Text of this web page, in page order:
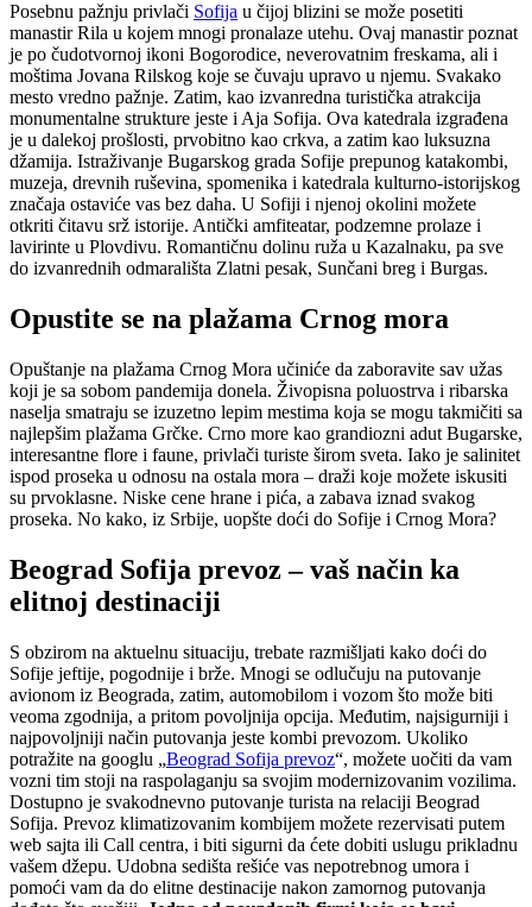
Posebnu pažnju privlači Sofija u čijoj blizini se može posetiti
manastir Rila u kojem mnogi pronalaze utehu. Ovaj manastir poznat
je po čudotvornoj ikoni Bogorodice, neverovatnim freskama, ali i
moštima Jovana Rilskog koje se čuvaju upravo u njemu. Svakako
mesto vredno pažnje. Zatim, kao izvanredna turistička atrakcija
monumentalne strukture jeste i Aja Sofija. Ova katedrala izgrađena
je u dalekoj prošlosti, prvobitno kao crkva, a zatim kao luksuzna
džamija. Istraživanje Bugarskog grada Sofije prepunog katakombi,
muzeja, drevnih ruševina, spomenika i katedrala kulturno-istorijskog
značaja ostaviće vas bez daha. U Sofiji i njenoj okolini možete
otkriti čitavu srž istorije. Antički amfiteatar, podzemne prolaze i
lavirinte u Plovdivu. Romantičnu dolinu ruža u Kazalnaku, pa sve
do izvanrednih odmarališta Zlatni pesak, Sunčani breg i Burgas.
Opustite se na plažama Crnog mora
Opuštanje na plažama Crnog Mora učiniće da zaboravite sav užas
koji je sa sobom pandemija donela. Živopisna poluostrva i ribarska
naselja smatraju se izuzetno lepim mestima koja se mogu takmičiti sa
najlepšim plažama Grčke. Crno more kao grandiozni adut Bugarske,
interesantne flore i faune, privlači turiste širom sveta. Iako je salinitet
ispod proseka u odnosu na ostala mora – draži koje možete iskusiti
su prvoklasne. Niske cene hrane i pića, a zabava iznad svakog
proseka. No kako, iz Srbije, uopšte doći do Sofije i Crnog Mora?
Beograd Sofija prevoz – vaš način ka
elitnoj destinaciji
S obzirom na aktuelnu situaciju, trebate razmišljati kako doći do
Sofije jeftije, pogodnije i brže. Mnogi se odlučuju na putovanje
avionom iz Beograda, zatim, automobilom i vozom što može biti
veoma zgodnija, a pritom povoljnija opcija. Međutim, najsigurniji i
najpovoljniji način putovanja jeste kombi prevozom. Ukoliko
potražite na googlu „Beograd Sofija prevoz“, možete uočiti da vam
vozni tim stoji na raspolaganju sa svojim modernizovanim vozilima.
Dostupno je svakodnevno putovanje turista na relaciji Beograd
Sofija. Prevoz klimatizovanim kombijem možete rezervisati putem
web sajta ili Call centra, i biti sigurni da ćete dobiti uslugu prikladnu
vašem džepu. Udobna sedišta rešiće vas nepotrebnog umora i
pomoći vam da do elitne destinacije nakon zamornog putovanja